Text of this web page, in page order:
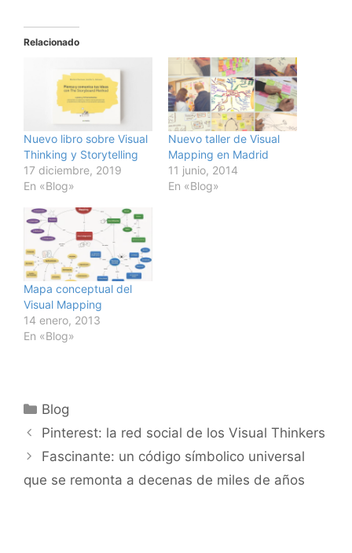
Relacionado
Nuevo libro sobre Visual
Thinking y Storytelling
17 diciembre, 2019
En «Blog»
Nuevo taller de Visual
Mapping en Madrid
11 junio, 2014
En «Blog»
Mapa conceptual del
Visual Mapping
14 enero, 2013
En «Blog»
Categorías
Blog
Pinterest: la red social de los Visual Thinkers
Fascinante: un código símbolico universal
que se remonta a decenas de miles de años